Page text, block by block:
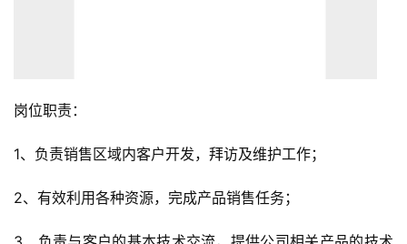
岗位职责：
1、负责销售区域内客户开发，拜访及维护工作；
2、有效利用各种资源，完成产品销售任务；